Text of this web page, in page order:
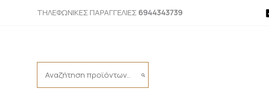
ΤΗΛΕΦΩΝΙΚΕΣ ΠΑΡΑΓΓΕΛΙΕΣ 6944343739
for: